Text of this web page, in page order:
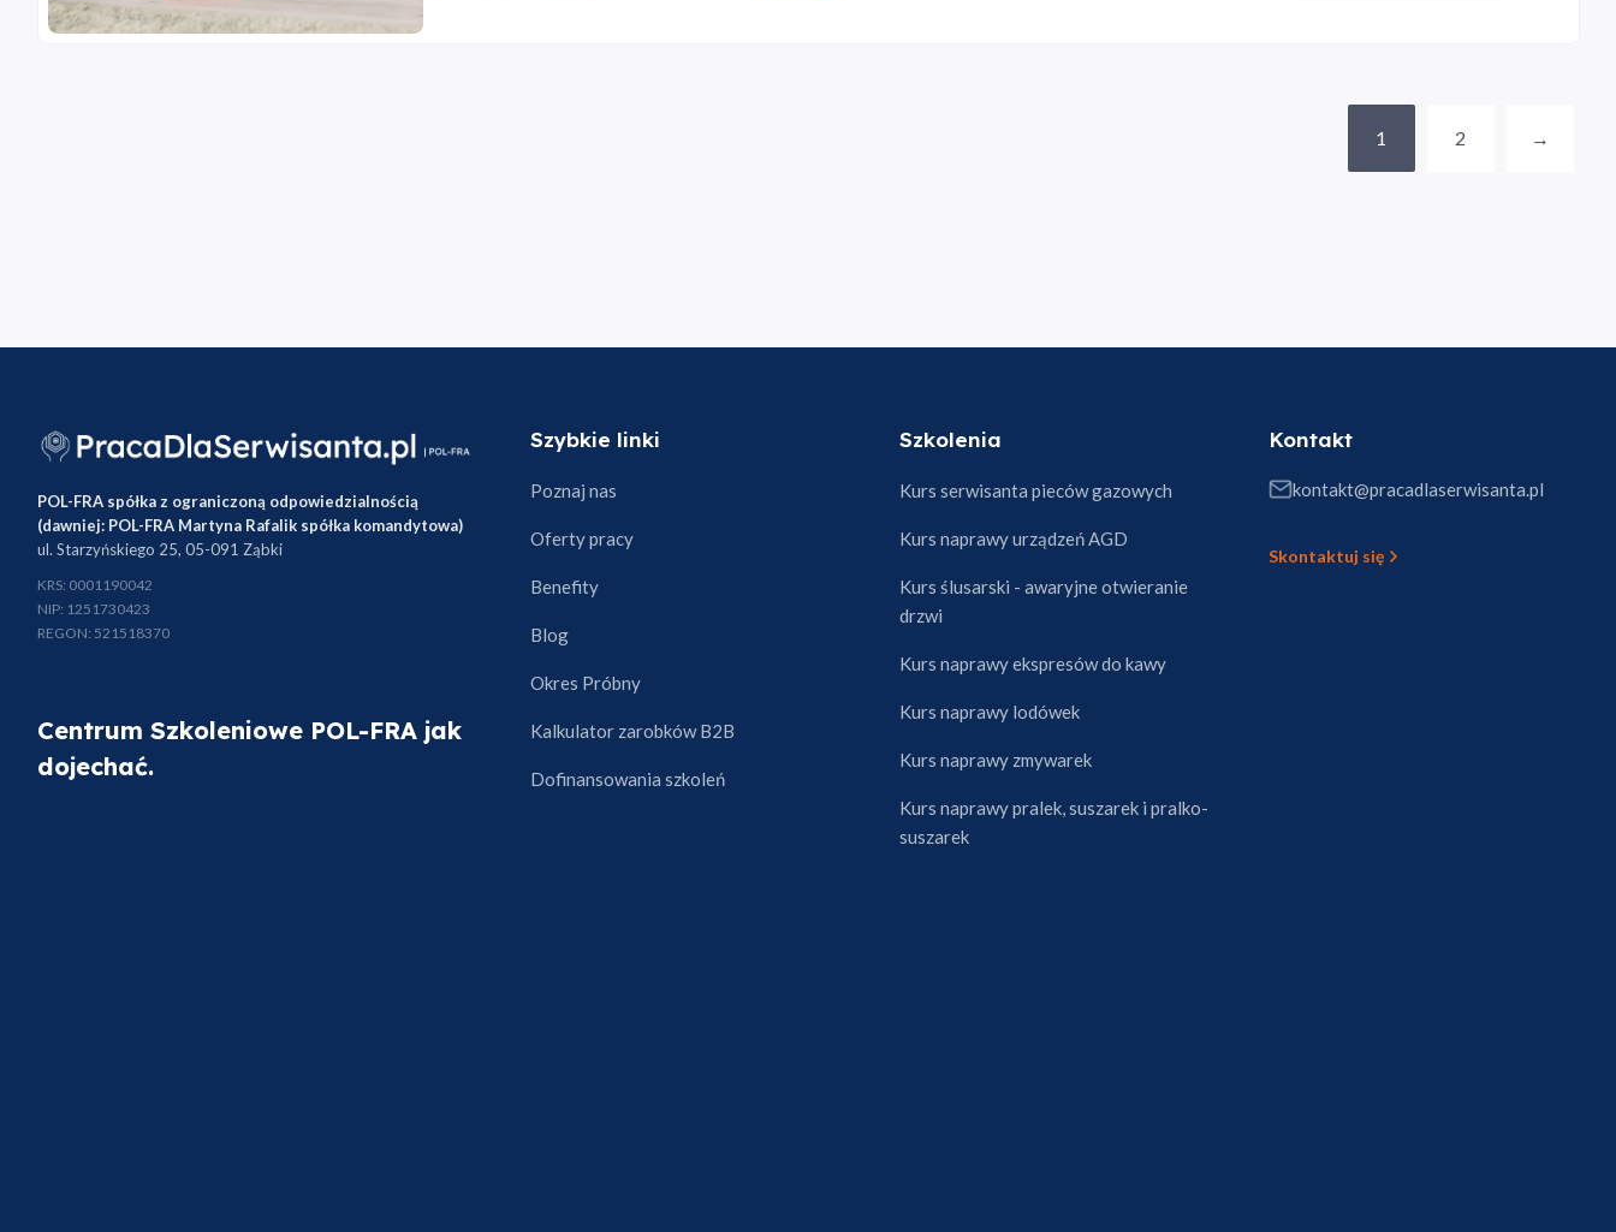
1 2 →
POL-FRA spółka z ograniczoną odpowiedzialnością
(dawniej: POL-FRA Martyna Rafalik spółka komandytowa)
ul. Starzyńskiego 25, 05-091 Ząbki
KRS: 0001190042
NIP: 1251730423
REGON: 521518370
Centrum Szkoleniowe POL-FRA jak
dojechać.
Szybkie linki
Poznaj nas
Oferty pracy
Benefity
Blog
Okres Próbny
Kalkulator zarobków B2B
Dofinansowania szkoleń
Szkolenia
Kurs serwisanta pieców gazowych
Kurs naprawy urządzeń AGD
Kurs ślusarski - awaryjne otwieranie
drzwi
Kurs naprawy ekspresów do kawy
Kurs naprawy lodówek
Kurs naprawy zmywarek
Kurs naprawy pralek, suszarek i pralko-
suszarek
Kontakt
kontakt@pracadlaserwisanta.pl
Skontaktuj się